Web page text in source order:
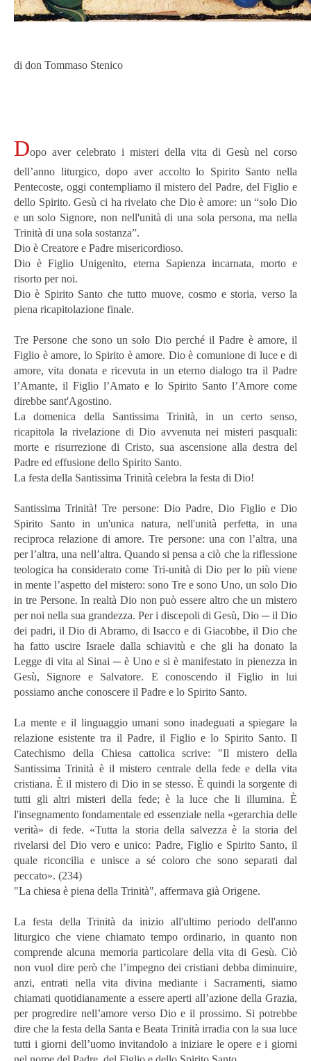
di don Tommaso Stenico
Dopo aver celebrato i misteri della vita di Gesù nel corso
dell’anno liturgico, dopo aver accolto lo Spirito Santo nella
Pentecoste, oggi contempliamo il mistero del Padre, del Figlio e
dello Spirito. Gesù ci ha rivelato che Dio è amore: un “solo Dio
e un solo Signore, non nell'unità di una sola persona, ma nella
Trinità di una sola sostanza”.
Dio è Creatore e Padre misericordioso.
Dio è Figlio Unigenito, eterna Sapienza incarnata, morto e
risorto per noi.
Dio è Spirito Santo che tutto muove, cosmo e storia, verso la
piena ricapitolazione finale.
Tre Persone che sono un solo Dio perché il Padre è amore, il
Figlio è amore, lo Spirito è amore. Dio è comunione di luce e di
amore, vita donata e ricevuta in un eterno dialogo tra il Padre
l’Amante, il Figlio l’Amato e lo Spirito Santo l’Amore come
direbbe sant'Agostino.
La domenica della Santissima Trinità, in un certo senso,
ricapitola la rivelazione di Dio avvenuta nei misteri pasquali:
morte e risurrezione di Cristo, sua ascensione alla destra del
Padre ed effusione dello Spirito Santo.
La festa della Santissima Trinità celebra la festa di Dio!
Santissima Trinità! Tre persone: Dio Padre, Dio Figlio e Dio
Spirito Santo in un'unica natura, nell'unità perfetta, in una
reciproca relazione di amore. Tre persone: una con l’altra, una
per l’altra, una nell’altra. Quando si pensa a ciò che la riflessione
teologica ha considerato come Tri-unità di Dio per lo più viene
in mente l’aspetto del mistero: sono Tre e sono Uno, un solo Dio
in tre Persone. In realtà Dio non può essere altro che un mistero
per noi nella sua grandezza. Per i discepoli di Gesù, Dio ─ il Dio
dei padri, il Dio di Abramo, di Isacco e di Giacobbe, il Dio che
ha fatto uscire Israele dalla schiavitù e che gli ha donato la
Legge di vita al Sinai ─ è Uno e si è manifestato in pienezza in
Gesù, Signore e Salvatore. E conoscendo il Figlio in lui
possiamo anche conoscere il Padre e lo Spirito Santo.
La mente e il linguaggio umani sono inadeguati a spiegare la
relazione esistente tra il Padre, il Figlio e lo Spirito Santo. Il
Catechismo della Chiesa cattolica scrive: "Il mistero della
Santissima Trinità è il mistero centrale della fede e della vita
cristiana. È il mistero di Dio in se stesso. È quindi la sorgente di
tutti gli altri misteri della fede; è la luce che li illumina. È
l'insegnamento fondamentale ed essenziale nella «gerarchia delle
verità» di fede. «Tutta la storia della salvezza è la storia del
rivelarsi del Dio vero e unico: Padre, Figlio e Spirito Santo, il
quale riconcilia e unisce a sé coloro che sono separati dal
peccato». (234)
"La chiesa è piena della Trinità", affermava già Origene.
La festa della Trinità da inizio all'ultimo periodo dell'anno
liturgico che viene chiamato tempo ordinario, in quanto non
comprende alcuna memoria particolare della vita di Gesù. Ciò
non vuol dire però che l’impegno dei cristiani debba diminuire,
anzi, entrati nella vita divina mediante i Sacramenti, siamo
chiamati quotidianamente a essere aperti all’azione della Grazia,
per progredire nell’amore verso Dio e il prossimo. Si potrebbe
dire che la festa della Santa e Beata Trinità irradia con la sua luce
tutti i giorni dell’uomo invitandolo a iniziare le opere e i giorni